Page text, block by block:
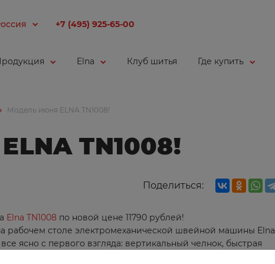
+7 (495) 925-65-00
Elna Клуб шитья Где купить
Модель июня ELNA TN1008!
TN1008!
Поделиться:
Elna TN1008 по новой цене 11790 рублей!
рабочем столе электромеханической швейной машины Elna
ясно с первого взгляда: вертикальный челнок, быстрая
строчек и удобные круглые регуляторы не вызовут